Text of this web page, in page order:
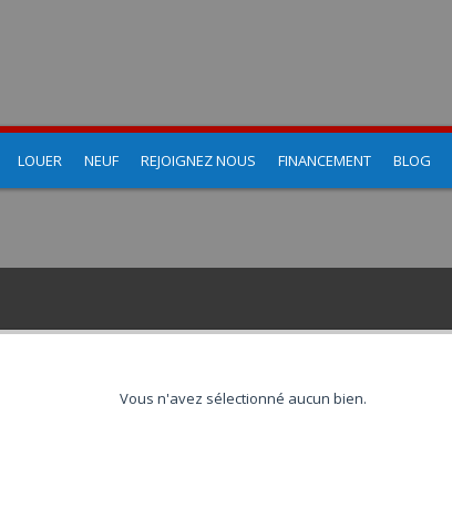
LOUER NEUF REJOIGNEZ NOUS FINANCEMENT BLOG
Vous n'avez sélectionné aucun bien.